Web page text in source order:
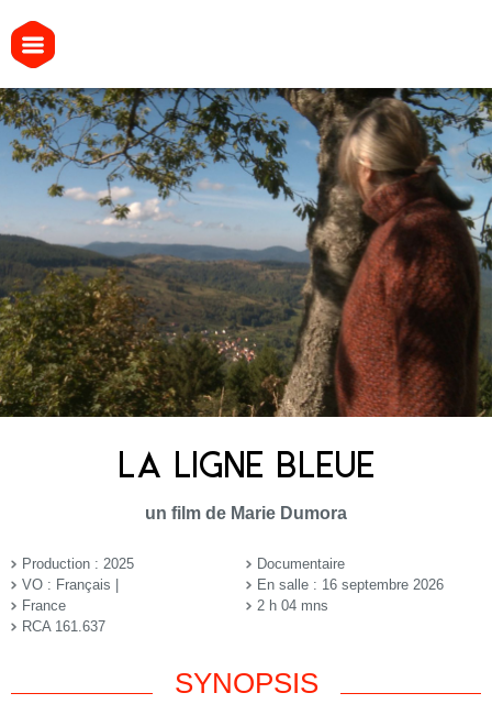
LA LIGNE BLEUE
un film de Marie Dumora
Production : 2025
Documentaire
VO : Français |
En salle : 16 septembre 2026
France
2 h 04 mns
RCA 161.637
SYNOPSIS